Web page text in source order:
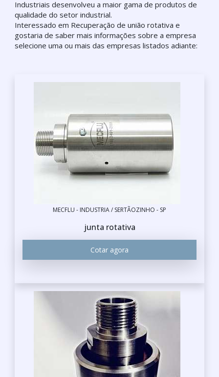
Industriais desenvolveu a maior gama de produtos de
qualidade do setor industrial.
Interessado em Recuperação de união rotativa e
gostaria de saber mais informações sobre a empresa
selecione uma ou mais das empresas listados adiante:
MECFLU - INDUSTRIA / SERTÃOZINHO - SP
junta rotativa
Cotar agora